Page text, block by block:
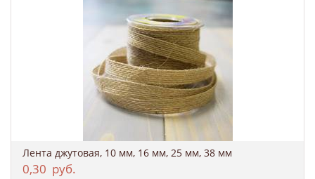
Лента джутовая, 10 мм, 16 мм, 25 мм, 38 мм
0,30 руб.